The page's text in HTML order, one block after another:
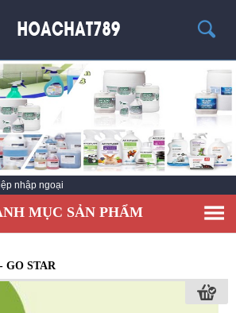
CHẤT
nhập ngoại
MỤC SẢN PHẨM
GO STAR